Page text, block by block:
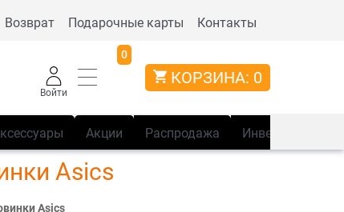
Возврат Подарочные карты Контакты
Войти
0
КОРЗИНА: 0
Акции Распродажа Инвентарь
Asics
Asics